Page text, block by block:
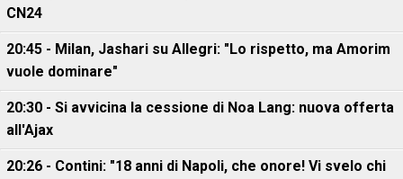
CN24
20:45 - Milan, Jashari su Allegri: "Lo rispetto, ma Amorim
vuole dominare"
20:30 - Si avvicina la cessione di Noa Lang: nuova offerta
all'Ajax
20:26 - Contini: "18 anni di Napoli, che onore! Vi svelo chi